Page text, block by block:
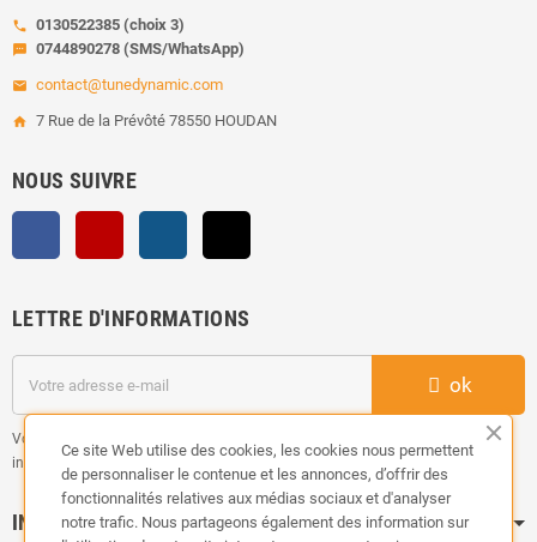
call 0130522385 (choix 3)
sms 0744890278 (SMS/WhatsApp)
email contact@tunedynamic.com
home 7 Rue de la Prévôté 78550 HOUDAN
NOUS SUIVRE
LETTRE D'INFORMATIONS
ok
Vous pouvez vous désinscrire à tout moment. Vous trouverez pour cela nos
informations de contact dans les conditions d'utilisation du site.
INFORMATION
Ce site Web utilise des cookies, les cookies nous permettent
de personnaliser le contenue et les annonces, d’offrir des
fonctionnalités relatives aux médias sociaux et d'analyser
notre trafic. Nous partageons également des information sur